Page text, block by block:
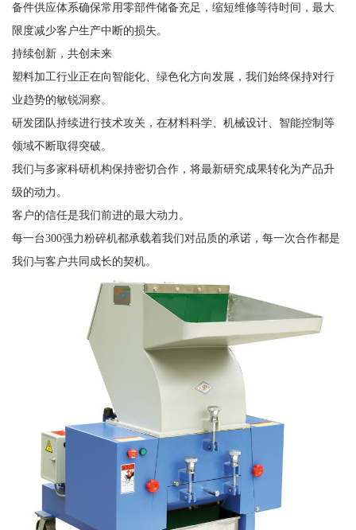
备件供应体系确保常用零部件储备充足，缩短维修等待时间，最大
限度减少客户生产中断的损失。
持续创新，共创未来
塑料加工行业正在向智能化、绿色化方向发展，我们始终保持对行
业趋势的敏锐洞察。
研发团队持续进行技术攻关，在材料科学、机械设计、智能控制等
领域不断取得突破。
我们与多家科研机构保持密切合作，将最新研究成果转化为产品升
级的动力。
客户的信任是我们前进的最大动力。
每一台300强力粉碎机都承载着我们对品质的承诺，每一次合作都是
我们与客户共同成长的契机。